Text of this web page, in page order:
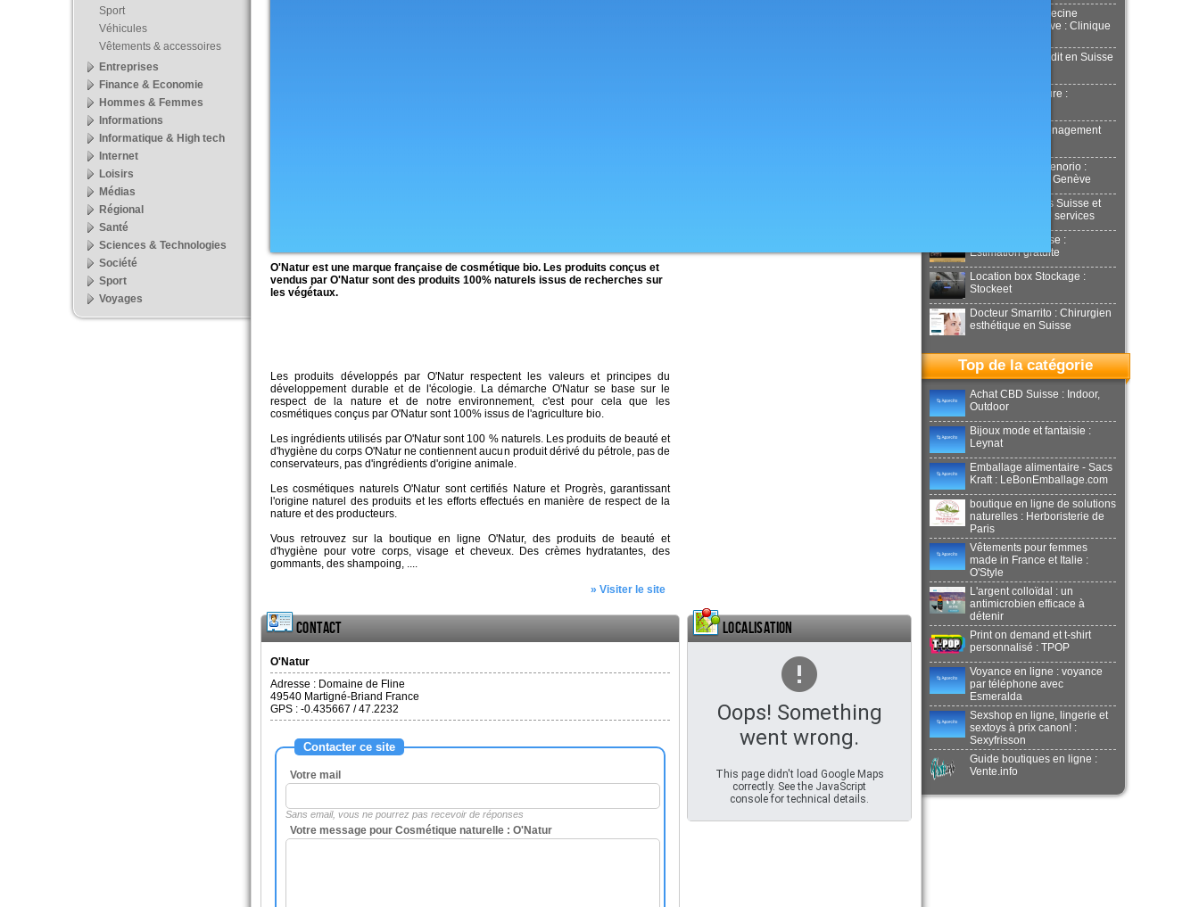
O'Natur est une marque française de cosmétique bio. Les produits conçus et
vendus par O'Natur sont des produits 100% naturels issus de recherches sur
les végétaux.
Les produits développés par O'Natur respectent les valeurs et principes du
développement durable et de l'écologie. La démarche O'Natur se base sur le
respect de la nature et de notre environnement, c'est pour cela que les
cosmétiques conçus par O'Natur sont 100% issus de l'agriculture bio.
Les ingrédients utilisés par O'Natur sont 100 % naturels. Les produits de beauté et
d'hygiène du corps O'Natur ne contiennent aucun produit dérivé du pétrole, pas de
conservateurs, pas d'ingrédients d'origine animale.
Les cosmétiques naturels O'Natur sont certifiés Nature et Progrès, garantissant
l'origine naturel des produits et les efforts effectués en manière de respect de la
nature et des producteurs.
Vous retrouvez sur la boutique en ligne O'Natur, des produits de beauté et
d'hygiène pour votre corps, visage et cheveux. Des crèmes hydratantes, des
gommants, des shampoing, ....
» Visiter le site
Localisation
Oops! Something
went wrong.
This page didn't load Google Maps
correctly. See the JavaScript
console for technical details.
Contact
O'Natur
Adresse : Domaine de Fline
49540 Martigné-Briand France
GPS : -0.435667 / 47.2232
Contacter ce site
Votre mail
Sans email, vous ne pourrez pas recevoir de réponses
Votre message pour Cosmétique naturelle : O'Natur
Sport
Véhicules
Vêtements & accessoires
Entreprises
Finance & Economie
Hommes & Femmes
Informations
Informatique & High tech
Internet
Loisirs
Médias
Régional
Santé
Sciences & Technologies
Société
Sport
Voyages
Chirurgie et Médecine
esthétique Genève : Clinique
Demande de crédit en Suisse
Location de voiture :
LaPuerta : Déménagement
Docteur Xavier Tenorio :
Aesthetics Clinic Genève
Déménagements Suisse et
international : NJ services
Achat or en Suisse :
Estimation gratuite
Location box Stockage :
Stockeet
Docteur Smarrito : Chirurgien
esthétique en Suisse
Top de la catégorie
Achat CBD Suisse : Indoor,
Outdoor
Bijoux mode et fantaisie :
Leynat
Emballage alimentaire - Sacs
Kraft : LeBonEmballage.com
boutique en ligne de solutions
naturelles : Herboristerie de
Paris
Vêtements pour femmes
made in France et Italie :
O'Style
L'argent colloïdal : un
antimicrobien efficace à
détenir
Print on demand et t-shirt
personnalisé : TPOP
Voyance en ligne : voyance
par téléphone avec
Esmeralda
Sexshop en ligne, lingerie et
sextoys à prix canon! :
Sexyfrisson
Guide boutiques en ligne :
Vente.info